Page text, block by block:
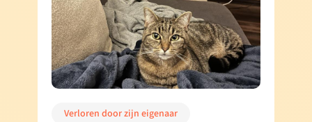
Verloren door zijn eigenaar